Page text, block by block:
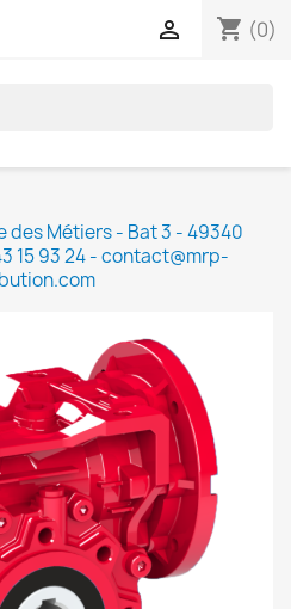
shopping_cart (0)

des Métiers - Bat 3 - 49340
15 93 24 - contact@mrp-